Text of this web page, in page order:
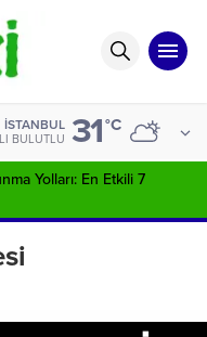
İSTANBUL
BULUTLU 31°C
Yolları: En Etkili 7